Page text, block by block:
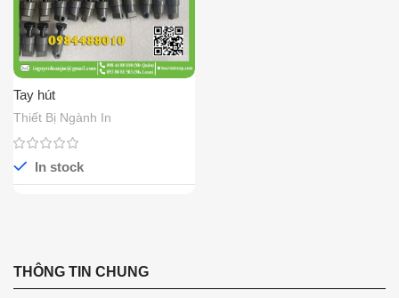
Tay hút
Thiết Bị Ngành In
In stock
THÔNG TIN CHUNG